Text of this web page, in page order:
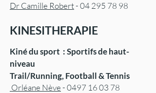
Dr Camille Robert-04 295 78 98
KINESITHERAPIE
Kiné du sport : Sportifs de haut-
niveau
Trail/Running, Football & Tennis
Orléane Nève-0497 16 03 78